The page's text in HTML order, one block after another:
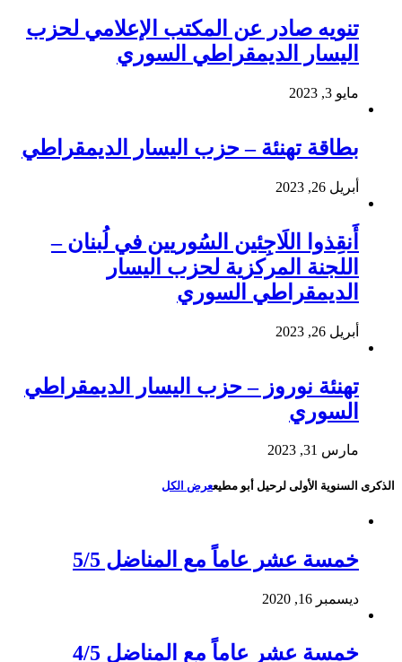
تنويه صادر عن المكتب الإعلامي لحزب
اليسار الديمقراطي السوري
مايو 3, 2023
بطاقة تهنئة – حزب اليسار الديمقراطي
أبريل 26, 2023
أَنقِذوا اللَاجِئين السُوريين في لُبنان –
اللجنة المركزية لحزب اليسار
الديمقراطي السوري
أبريل 26, 2023
تهنئة نوروز – حزب اليسار الديمقراطي
السوري
مارس 31, 2023
الذكرى السنوية الأولى لرحيل أبو مطيععرض الكل
خمسة عشر عاماً مع المناضل 5/5
ديسمبر 16, 2020
خمسة عشر عاماً مع المناضل 4/5